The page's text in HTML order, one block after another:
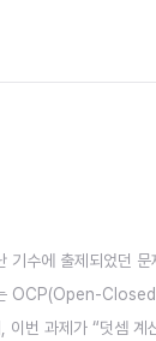
수에 출제되었던
는 OCP(Open-
번 과제가 “덧셈